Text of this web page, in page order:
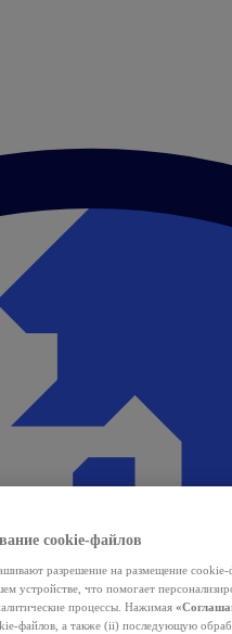
cookie-файлов
разрешение на размещение cookie-
устройстве, что помогает
процессы. Нажимая
файлов, а также (ii) последующую